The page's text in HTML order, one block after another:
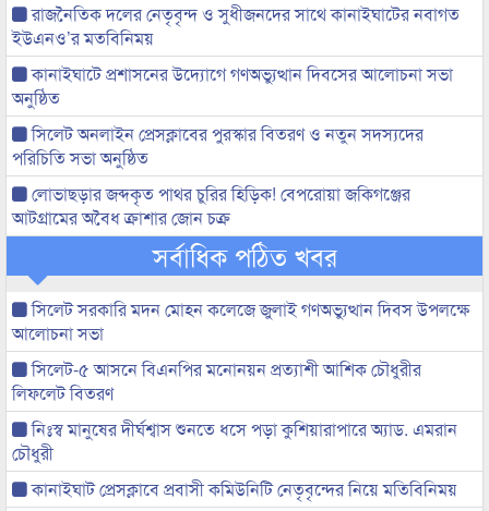
রাজনৈতিক দলের নেতৃবৃন্দ ও সুধীজনদের সাথে কানাইঘাটের নবাগত
ইউএনও’র মতবিনিময়
কানাইঘাটে প্রশাসনের উদ্যোগে গণঅভ্যুত্থান দিবসের আলোচনা সভা
অনুষ্ঠিত
সিলেট অনলাইন প্রেসক্লাবের পুরস্কার বিতরণ ও নতুন সদস্যদের
পরিচিতি সভা অনুষ্ঠিত
লোভাছড়ার জব্দকৃত পাথর চুরির হিড়িক! বেপরোয়া জকিগঞ্জের
আটগ্রামের অবৈধ ক্রাশার জোন চক্র
সর্বাধিক পঠিত খবর
সিলেট সরকারি মদন মোহন কলেজে জুলাই গণঅভ্যুত্থান দিবস উপলক্ষে
আলোচনা সভা
সিলেট-৫ আসনে বিএনপির মনোনয়ন প্রত্যাশী আশিক চৌধুরীর
লিফলেট বিতরণ
নিঃস্ব মানুষের দীর্ঘশ্বাস শুনতে ধসে পড়া কুশিয়ারাপারে অ্যাড. এমরান
চৌধুরী
কানাইঘাট প্রেসক্লাবে প্রবাসী কমিউনিটি নেতৃবৃন্দের নিয়ে মতিবিনিময়